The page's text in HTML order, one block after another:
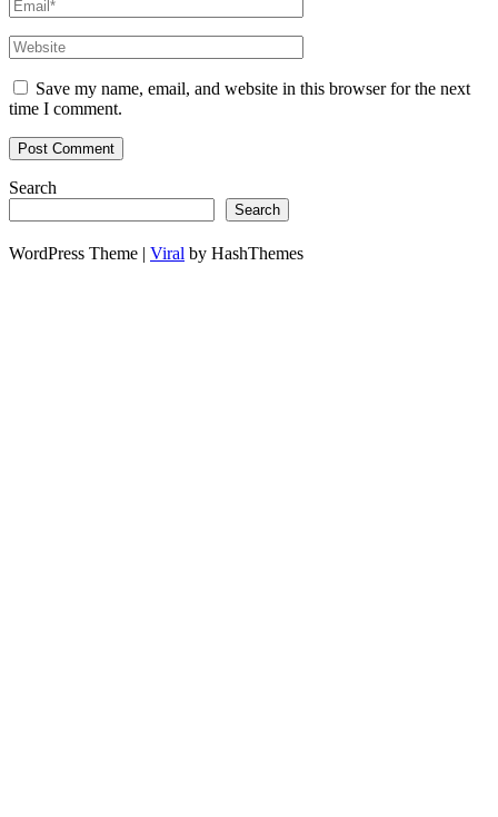
Save my name, email, and website in this browser for the next
time I comment.
Search
Search
WordPress Theme | Viral by HashThemes